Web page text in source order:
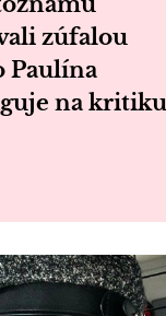
zúfalou
Paulína
na kritiku